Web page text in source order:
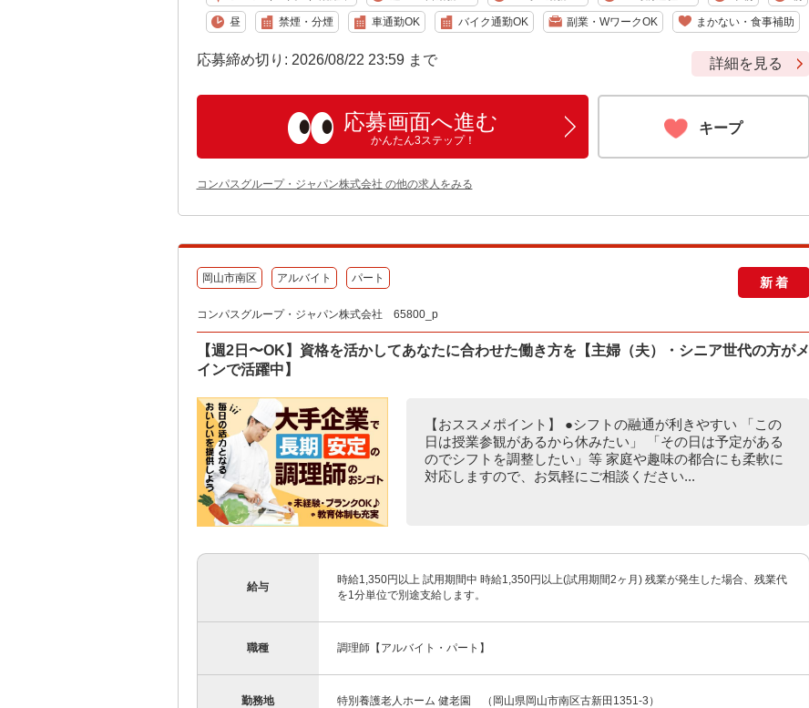
昼 禁煙・分煙 車通勤OK バイク通勤OK 副業・WワークOK まかない・食事補助
応募締め切り: 2026/08/22 23:59 まで 詳細を見る
応募画面へ進む
かんたん3ステップ！
キープ
コンパスグループ・ジャパン株式会社 の他の求人をみる
岡山市南区 アルバイト パート 新着
コンパスグループ・ジャパン株式会社 65800_p
【週2日〜OK】資格を活かしてあなたに合わせた働き方を【主婦（夫）・シニア世代の方がメ
インで活躍中】
【おススメポイント】 ●シフトの融通が利きやすい 「この
日は授業参観があるから休みたい」 「その日は予定がある
のでシフトを調整したい」等 家庭や趣味の都合にも柔軟に
対応しますので、お気軽にご相談ください...
給与
時給1,350円以上 試用期間中 時給1,350円以上(試用期間2ヶ月) 残業が発生した場合、残業代
を1分単位で別途支給します。
職種 調理師【アルバイト・パート】
勤務地 特別養護老人ホーム 健老園 （岡山県岡山市南区古新田1351-3）